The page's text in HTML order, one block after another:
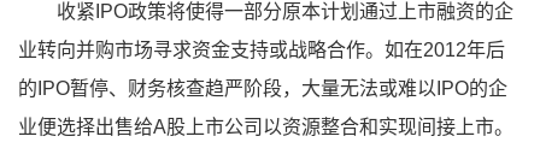
收紧IPO政策将使得一部分原本计划通过上市融资的企
业转向并购市场寻求资金支持或战略合作。如在2012年后
的IPO暂停、财务核查趋严阶段，大量无法或难以IPO的企
业便选择出售给A股上市公司以资源整合和实现间接上市。